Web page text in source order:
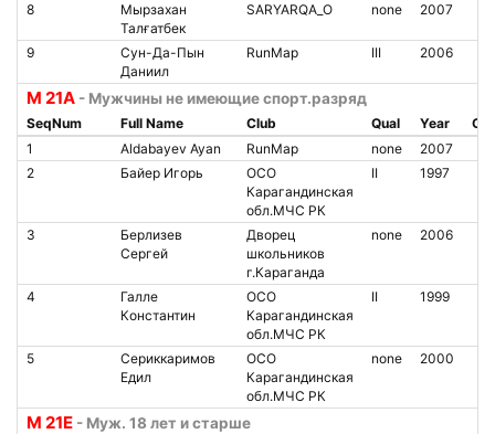
8
Мырзахан
Талғатбек
SARYARQA_O none 2007
9
Сун-Да-Пын
Даниил
RunMap III 2006
М 21А - Мужчины не имеющие спорт.разряд
SeqNum Full Name Club Qual Year
1
Aldabayev Ayan RunMap none
2007
2
Байер Игорь
ОСО
Карагандинская
обл.МЧС РК
II 1997
3
Берлизев
Сергей
Дворец
школьников
г.Караганда
none 2006
4
Галле
Константин
ОСО
Карагандинская
обл.МЧС РК
II 1999
5
Сериккаримов
Едил
ОСО
Карагандинская
обл.МЧС РК
none 2000
М 21Е - Муж. 18 лет и старше